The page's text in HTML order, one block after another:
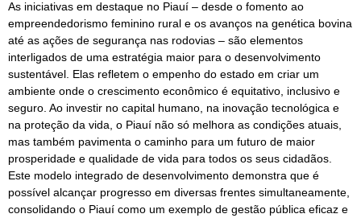
As iniciativas em destaque no Piauí – desde o fomento ao
empreendedorismo feminino rural e os avanços na genética bovina
até as ações de segurança nas rodovias – são elementos
interligados de uma estratégia maior para o desenvolvimento
sustentável. Elas refletem o empenho do estado em criar um
ambiente onde o crescimento econômico é equitativo, inclusivo e
seguro. Ao investir no capital humano, na inovação tecnológica e
na proteção da vida, o Piauí não só melhora as condições atuais,
mas também pavimenta o caminho para um futuro de maior
prosperidade e qualidade de vida para todos os seus cidadãos.
Este modelo integrado de desenvolvimento demonstra que é
possível alcançar progresso em diversas frentes simultaneamente,
consolidando o Piauí como um exemplo de gestão pública eficaz e